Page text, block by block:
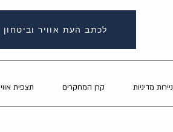
לכתב העת אוויר וביטחון
ניירות מדיניות קרן המחקרים תצפית